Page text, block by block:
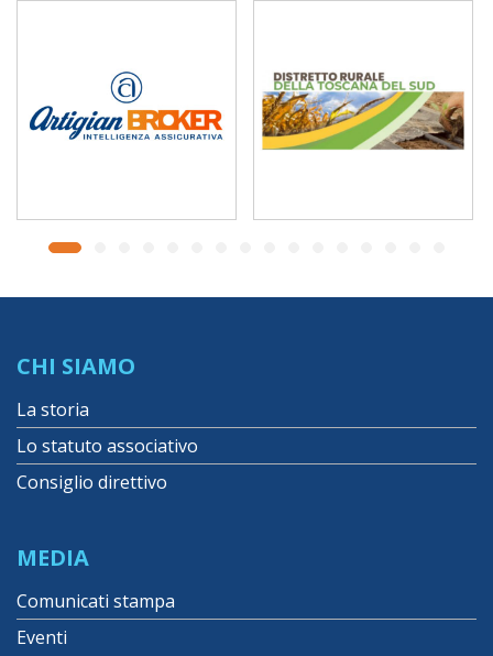
CHI SIAMO
La storia
Lo statuto associativo
Consiglio direttivo
MEDIA
Comunicati stampa
Eventi